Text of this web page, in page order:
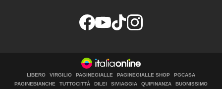
LIBERO VIRGILIO PAGINEGIALLE PAGINEGIALLE SHOP
PGCASA
PAGINEBIANCHE
TUTTOCITTÀ DILEI SIVIAGGIA QUIFINANZA BUONISSIMO